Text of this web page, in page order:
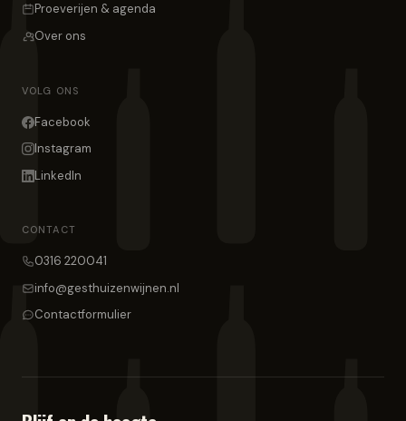
Proeverijen & agenda
Over ons
VOLG ONS
Facebook
Instagram
LinkedIn
CONTACT
0316 220041
info@gesthuizenwijnen.nl
Contactformulier